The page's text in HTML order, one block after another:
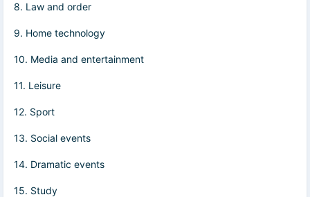
8. Law and order
9. Home technology
10. Media and entertainment
11. Leisure
12. Sport
13. Social events
14. Dramatic events
15. Study